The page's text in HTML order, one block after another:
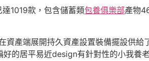
1019款，包含儲蓄類包養俱樂部產物
產端展開持久資產設置裝備擺設供給
的居平易近design有針對性的小我養